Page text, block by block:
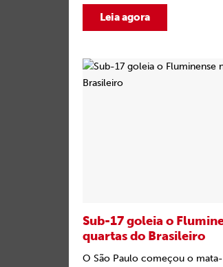
Leia agora
Sub-17 goleia o
quartas do Brasileiro
O São Paulo começou o